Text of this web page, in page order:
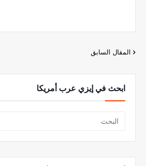
المقال السابق
ابحث في إيزي عرب أمريكا